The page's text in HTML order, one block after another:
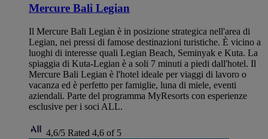
Mercure Bali Legian
Il Mercure Bali Legian è in posizione strategica nell'area di
Legian, nei pressi di famose destinazioni turistiche. È vicino a
luoghi di interesse quali Legian Beach, Seminyak e Kuta. La
spiaggia di Kuta-Legian è a soli 7 minuti a piedi dall'hotel. Il
Mercure Bali Legian è l'hotel ideale per viaggi di lavoro o
vacanza ed è perfetto per famiglie, luna di miele, eventi
aziendali. Parte del programma MyResorts con esperienze
esclusive per i soci ALL.
4,6/5 Rated 4,6 of 5